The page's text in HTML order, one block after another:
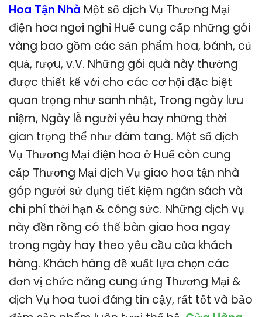
Hoa Tận Nhà Một số dịch Vụ Thương Mại
điện hoa ngơi nghỉ Huế cung cấp những gói
vàng bao gồm các sản phẩm hoa, bánh, củ
quả, rượu, v.V. Những gói quà này thường
được thiết kế với cho các cơ hội đặc biệt
quan trọng như sanh nhật, Trong ngày lưu
niệm, Ngày lễ người yêu hay những thời
gian trọng thể như đám tang. Một số dịch
Vụ Thương Mại điện hoa ở Huế còn cung
cấp Thương Mại dịch Vụ giao hoa tận nhà
góp người sử dụng tiết kiệm ngân sách và
chi phí thời hạn & công sức. Những dịch vụ
này đền rồng có thể bàn giao hoa ngay
trong ngày hay theo yêu cầu của khách
hàng. Khách hàng đề xuất lựa chọn các
đơn vị chức năng cung ứng Thương Mại &
dịch Vụ hoa tuoi đáng tin cậy, rất tốt và bảo